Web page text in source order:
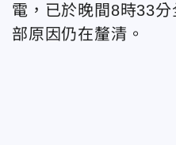
電，已於晚間8時33
部原因仍在釐清。